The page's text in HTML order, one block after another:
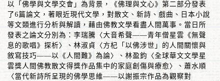
以「佛學與文學交會」為背景，《佛理與文心》第二部分發表
了6篇論文，著眼近現代文學，對散文、新詩、戲曲、日本小說
等文類進行分析與解讀，藉由佛教文學看盡人間萬事。當日所
發表之論文分別為：李瑞騰〈大音希聲——青年僧星雲《無聲
息的歌唱》探析〉、林淑貞〈方杞「以佛涉世」的人間關懷與
敘寫技巧——以《人間難》為論〉、林盈鈞〈全球華文文學星
雲獎人間佛教散文得獎作品集中的家庭創傷與療愈〉、蕭水順
〈當代新詩所呈現的佛學思維——以謝振宗作品為觀察對